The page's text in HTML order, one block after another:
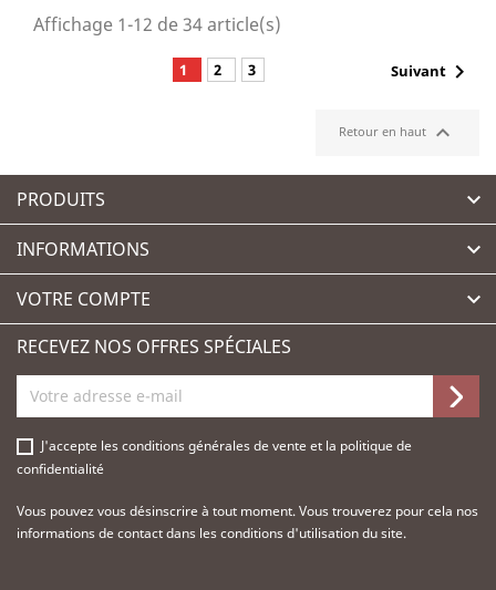
Affichage 1-12 de 34 article(s)
1 2 3 Suivant 
Retour en haut 
PRODUITS 
INFORMATIONS 
VOTRE COMPTE 
RECEVEZ NOS OFFRES SPÉCIALES
J'accepte lesconditions générales de vente et la politique de
confidentialité
Vous pouvez vous désinscrire à tout moment. Vous trouverez pour cela nos
informations de contact dans les conditions d'utilisation du site.